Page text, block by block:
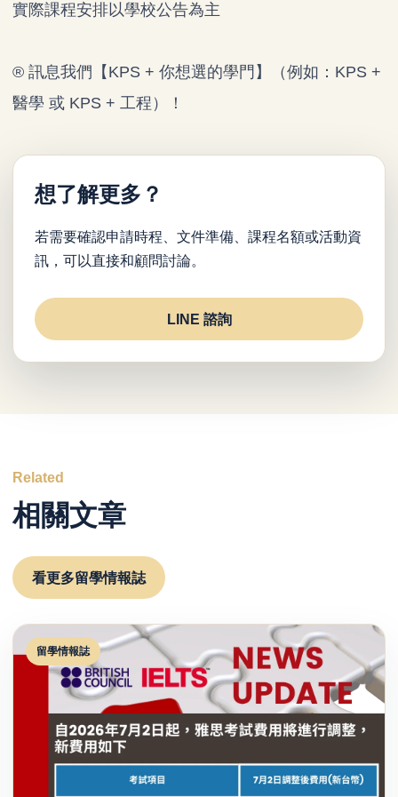
實際課程安排以學校公告為主
® 訊息我們【KPS + 你想選的學門】（例如：KPS +
醫學 或 KPS + 工程）！
想了解更多？
若需要確認申請時程、文件準備、課程名額或活動資
訊，可以直接和顧問討論。
LINE 諮詢
Related
相關文章
看更多留學情報誌
留學情報誌